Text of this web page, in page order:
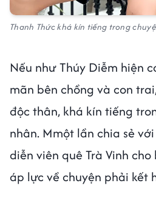
Thanh Thức khá kín tiếng trong
Nếu như Thúy Diễm hiện
mãn bên chồng và con
độc thân, khá kín tiếng
nhân. Mmột lần chia sẻ
diễn viên quê Trà Vinh
áp lực về chuyện phải kết